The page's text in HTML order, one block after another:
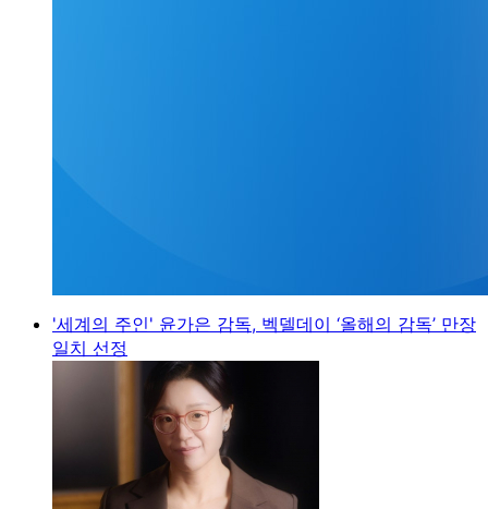
'세계의 주인' 윤가은 감독, 벡델데이 ‘올해의 감독’ 만장
일치 선정